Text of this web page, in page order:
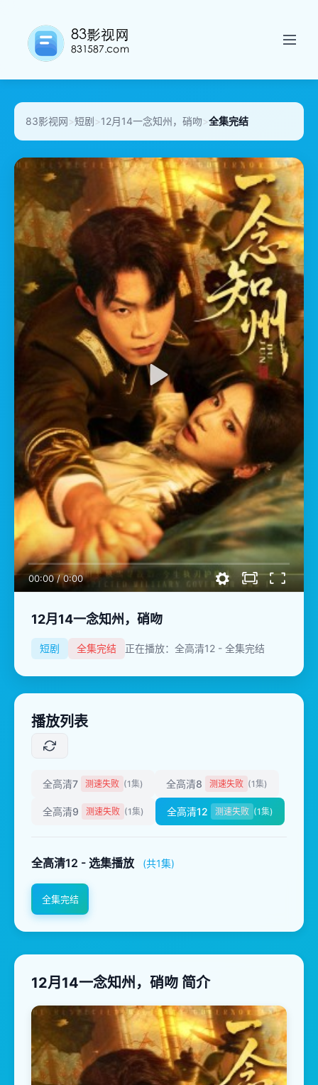
83影视网>短剧>12月14一念知州，硝吻>全集完结
00:00/0:00
12月14一念知州，硝吻
短剧 全集完结 正在播放：全高清12 - 全集完结
播放列表
全高清7 测速失败 (1集) 全高清8 测速失败 (1集)
全高清9 测速失败 (1集) 全高清12 测速失败 (1集)
全高清12 - 选集播放 (共1集)
全集完结
12月14一念知州，硝吻 简介